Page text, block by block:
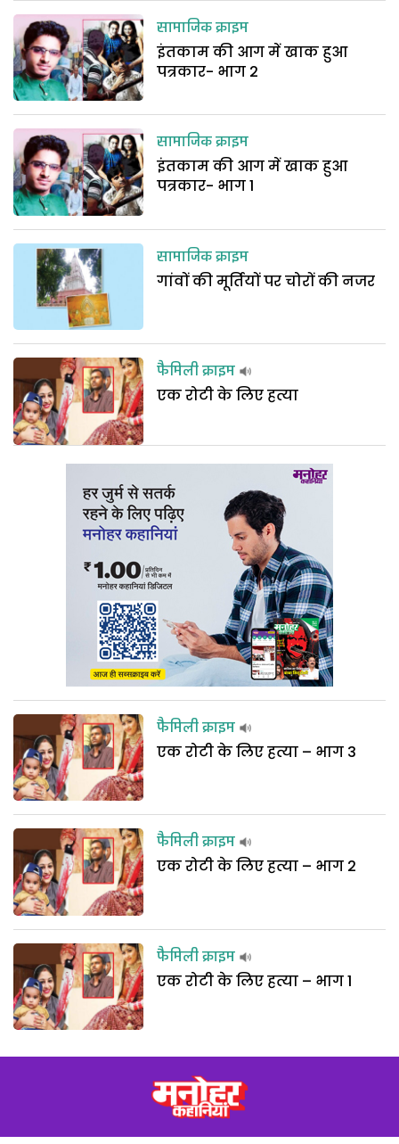
सामाजिक क्राइम
इंतकाम की आग में खाक हुआ
पत्रकार- भाग 2
सामाजिक क्राइम
इंतकाम की आग में खाक हुआ
पत्रकार- भाग 1
सामाजिक क्राइम
गांवों की मूर्तियों पर चोरों की नजर
फैमिली क्राइम
एक रोटी के लिए हत्या
फैमिली क्राइम
एक रोटी के लिए हत्या – भाग 3
फैमिली क्राइम
एक रोटी के लिए हत्या – भाग 2
फैमिली क्राइम
एक रोटी के लिए हत्या – भाग 1